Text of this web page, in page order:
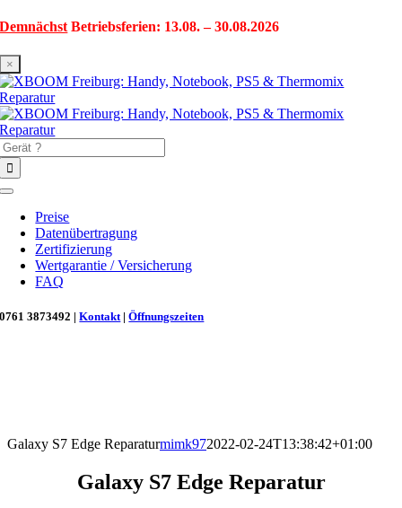
Zum
springen
Demnächst Betriebsferien: 13.08. – 30.08.2026
×
Toggle
Navigation
Preise
Datenübertragung
Zertifizierung
Wertgarantie / Versicherung
FAQ
0761 3873492 |Kontakt |Öffnungszeiten
Galaxy S7 Edge Reparaturmimk972022-02-24T13:38:42+01:00
Galaxy S7 Edge Reparatur